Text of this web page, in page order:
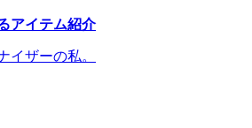
アイテム紹介
イザーの私。